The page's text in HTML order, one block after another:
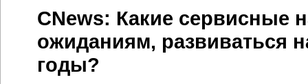
CNews: Какие сервисные
ожиданиям, развиваться
годы?